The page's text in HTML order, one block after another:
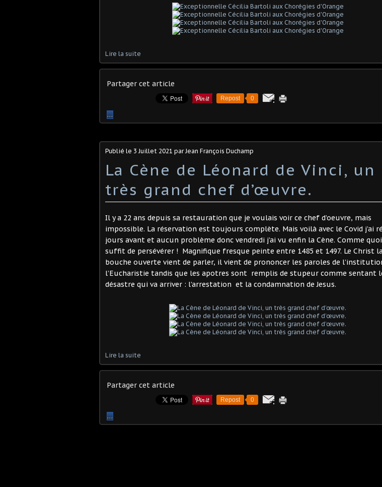
Lire la suite
Partager cet article
Repost 0
…
Publié le 3 Juillet 2021 par Jean François Duchamp
La Cène de Léonard de Vinci, un
très grand chef d’œuvre.
Il y a 22 ans depuis sa restauration que je voulais voir ce chef d’oeuvre, mais
impossible. La réservation est toujours complète. Mais voilà avec le Covid j’ai
jours avant et aucun problème donc vendredi j’ai vu enfin la Cène. Comme
suffit de persévérer ! Magnifique fresque peinte entre 1485 et 1497. Le Christ
bouche ouverte vient de parler, il vient de prononcer les paroles de
l’Eucharistie tandis que les apotres sont remplis de stupeur comme sentant
désastre qui va arriver : l’arrestation et la condamnation de Jesus.
Lire la suite
Partager cet article
Repost 0
…